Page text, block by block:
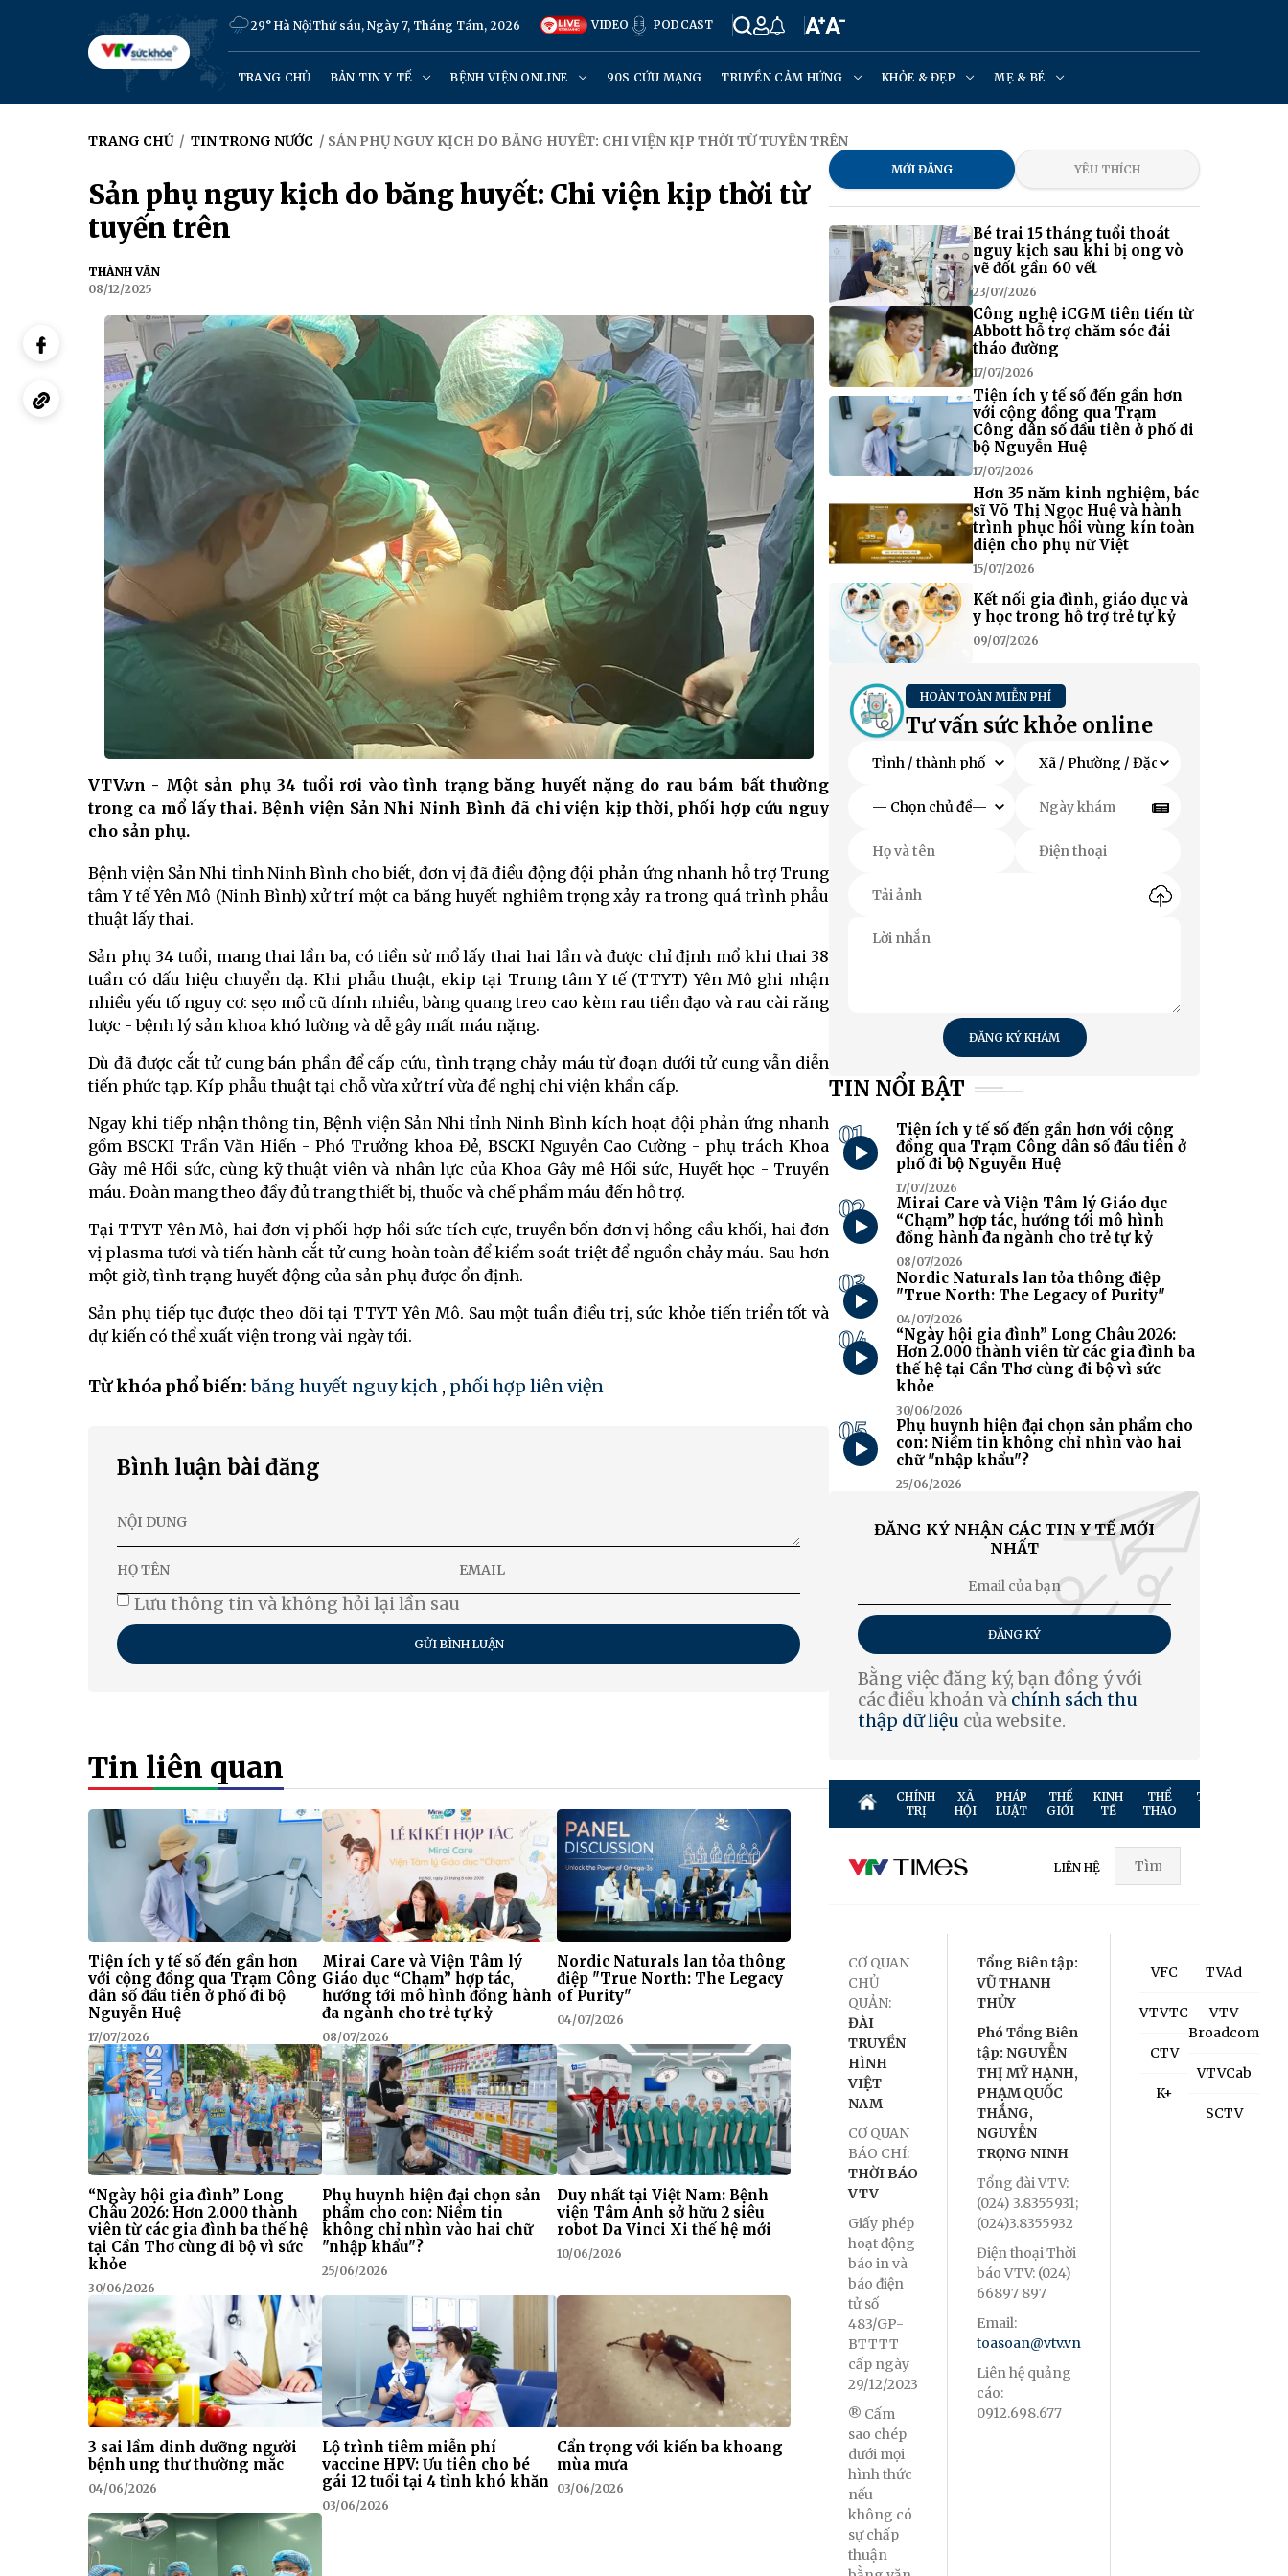
29° Hà NộiThứ sáu, Ngày 7, Tháng Tám, 2026 VIDEO PODCAST
TRANG CHỦ BẢN TIN Y TẾ BỆNH VIỆN ONLINE 90S CỨU MẠNG TRUYỀN CẢM HỨNG KHỎE & ĐẸP MẸ & BÉ
TRANG CHỦ / TIN TRONG NƯỚC / SẢN PHỤ NGUY KỊCH DO BĂNG HUYẾT: CHI VIỆN KỊP THỜI TỪ TUYẾN TRÊN
Sản phụ nguy kịch do băng huyết: Chi viện kịp thời từ
tuyến trên
THÀNH VĂN
08/12/2025
VTV.vn - Một sản phụ 34 tuổi rơi vào tình trạng băng huyết nặng do rau bám bất thường
trong ca mổ lấy thai. Bệnh viện Sản Nhi Ninh Bình đã chi viện kịp thời, phối hợp cứu nguy
cho sản phụ.
Bệnh viện Sản Nhi tỉnh Ninh Bình cho biết, đơn vị đã điều động đội phản ứng nhanh hỗ trợ Trung
tâm Y tế Yên Mô (Ninh Bình) xử trí một ca băng huyết nghiêm trọng xảy ra trong quá trình phẫu
thuật lấy thai.
Sản phụ 34 tuổi, mang thai lần ba, có tiền sử mổ lấy thai hai lần và được chỉ định mổ khi thai 38
tuần có dấu hiệu chuyển dạ. Khi phẫu thuật, ekip tại Trung tâm Y tế (TTYT) Yên Mô ghi nhận
nhiều yếu tố nguy cơ: sẹo mổ cũ dính nhiều, bàng quang treo cao kèm rau tiền đạo và rau cài răng
lược - bệnh lý sản khoa khó lường và dễ gây mất máu nặng.
Dù đã được cắt tử cung bán phần để cấp cứu, tình trạng chảy máu từ đoạn dưới tử cung vẫn diễn
tiến phức tạp. Kíp phẫu thuật tại chỗ vừa xử trí vừa đề nghị chi viện khẩn cấp.
Ngay khi tiếp nhận thông tin, Bệnh viện Sản Nhi tỉnh Ninh Bình kích hoạt đội phản ứng nhanh
gồm BSCKI Trần Văn Hiến - Phó Trưởng khoa Đẻ, BSCKI Nguyễn Cao Cường - phụ trách Khoa
Gây mê Hồi sức, cùng kỹ thuật viên và nhân lực của Khoa Gây mê Hồi sức, Huyết học - Truyền
máu. Đoàn mang theo đầy đủ trang thiết bị, thuốc và chế phẩm máu đến hỗ trợ.
Tại TTYT Yên Mô, hai đơn vị phối hợp hồi sức tích cực, truyền bốn đơn vị hồng cầu khối, hai đơn
vị plasma tươi và tiến hành cắt tử cung hoàn toàn để kiểm soát triệt để nguồn chảy máu. Sau hơn
một giờ, tình trạng huyết động của sản phụ được ổn định.
Sản phụ tiếp tục được theo dõi tại TTYT Yên Mô. Sau một tuần điều trị, sức khỏe tiến triển tốt và
dự kiến có thể xuất viện trong vài ngày tới.
Từ khóa phổ biến:băng huyết nguy kịch , phối hợp liên viện
Bình luận bài đăng
Lưu thông tin và không hỏi lại lần sau
GỬI BÌNH LUẬN
Tin liên quan
Tiện ích y tế số đến gần hơn
với cộng đồng qua Trạm Công
dân số đầu tiên ở phố đi bộ
Nguyễn Huệ
17/07/2026
Mirai Care và Viện Tâm lý
Giáo dục “Chạm” hợp tác,
hướng tới mô hình đồng hành
đa ngành cho trẻ tự kỷ
08/07/2026
Nordic Naturals lan tỏa thông
điệp "True North: The Legacy
of Purity"
04/07/2026
“Ngày hội gia đình” Long
Châu 2026: Hơn 2.000 thành
viên từ các gia đình ba thế hệ
tại Cần Thơ cùng đi bộ vì sức
khỏe
30/06/2026
Phụ huynh hiện đại chọn sản
phẩm cho con: Niềm tin
không chỉ nhìn vào hai chữ
"nhập khẩu"?
25/06/2026
Duy nhất tại Việt Nam: Bệnh
viện Tâm Anh sở hữu 2 siêu
robot Da Vinci Xi thế hệ mới
10/06/2026
3 sai lầm dinh dưỡng người
bệnh ung thư thường mắc
04/06/2026
Lộ trình tiêm miễn phí
vaccine HPV: Ưu tiên cho bé
gái 12 tuổi tại 4 tỉnh khó khăn
03/06/2026
Cẩn trọng với kiến ba khoang
mùa mưa
03/06/2026
MỚI ĐĂNG YÊU THÍCH
Bé trai 15 tháng tuổi thoát
nguy kịch sau khi bị ong vò
vẽ đốt gần 60 vết
23/07/2026
Công nghệ iCGM tiên tiến từ
Abbott hỗ trợ chăm sóc đái
tháo đường
17/07/2026
Tiện ích y tế số đến gần hơn
với cộng đồng qua Trạm
Công dân số đầu tiên ở phố đi
bộ Nguyễn Huệ
17/07/2026
Hơn 35 năm kinh nghiệm, bác
sĩ Võ Thị Ngọc Huệ và hành
trình phục hồi vùng kín toàn
diện cho phụ nữ Việt
15/07/2026
Kết nối gia đình, giáo dục và
y học trong hỗ trợ trẻ tự kỷ
09/07/2026
HOÀN TOÀN MIỄN PHÍ
Tư vấn sức khỏe online
ĐĂNG KÝ KHÁM
TIN NỔI BẬT
01
Tiện ích y tế số đến gần hơn với cộng
đồng qua Trạm Công dân số đầu tiên ở
phố đi bộ Nguyễn Huệ
17/07/2026
02
Mirai Care và Viện Tâm lý Giáo dục
“Chạm” hợp tác, hướng tới mô hình
đồng hành đa ngành cho trẻ tự kỷ
08/07/2026
03
Nordic Naturals lan tỏa thông điệp
"True North: The Legacy of Purity"
04/07/2026
04
“Ngày hội gia đình” Long Châu 2026:
Hơn 2.000 thành viên từ các gia đình ba
thế hệ tại Cần Thơ cùng đi bộ vì sức
khỏe
30/06/2026
05
Phụ huynh hiện đại chọn sản phẩm cho
con: Niềm tin không chỉ nhìn vào hai
chữ "nhập khẩu"?
25/06/2026
ĐĂNG KÝ NHẬN CÁC TIN Y TẾ MỚI
NHẤT
ĐĂNG KÝ
Bằng việc đăng ký, bạn đồng ý với
các điều khoản và chính sách thu
thập dữ liệu của website.
CHÍNH
TRỊ
XÃ
HỘI
PHÁP
LUẬT
THẾ
GIỚI
KINH
TẾ
THỂ
THAO
TRUYỀN
LIÊN HỆ
CƠ QUAN
CHỦ
QUẢN:
ĐÀI
TRUYỀN
HÌNH
VIỆT
NAM
CƠ QUAN
BÁO CHÍ:
THỜI BÁO
VTV
Giấy phép
hoạt động
báo in và
báo điện
tử số
483/GP-
BTTTT
cấp ngày
29/12/2023
® Cấm
sao chép
dưới mọi
hình thức
nếu
không có
sự chấp
thuận
Tổng Biên tập:
VŨ THANH
THỦY
Phó Tổng Biên
tập: NGUYỄN
THỊ MỸ HẠNH,
PHẠM QUỐC
THẮNG,
NGUYỄN
TRỌNG NINH
Tổng đài VTV:
(024) 3.8355931;
(024)3.8355932
Điện thoại Thời
báo VTV: (024)
66897 897
Email:
toasoan@vtv.vn
Liên hệ quảng
cáo:
0912.698.677
VFC
VTVTC
CTV
K+
TVAd
VTV
Broadcom
VTVCab
SCTV